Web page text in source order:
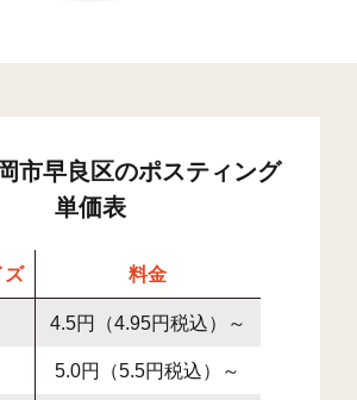
市早良区のポスティング
単価表
ズ 料金
4.5円（4.95円税込）～
5.0円（5.5円税込）～